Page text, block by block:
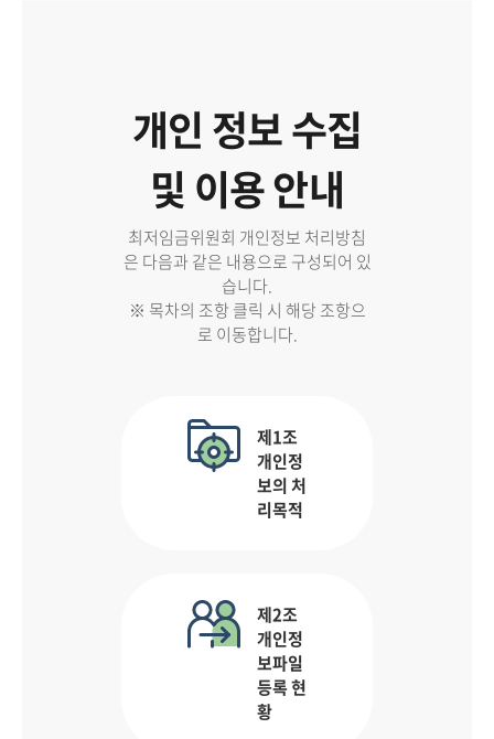
개인 정보 수집
및 이용 안내
최저임금위원회 개인정보 처리방침
은 다음과 같은 내용으로 구성되어 있
습니다.
※ 목차의 조항 클릭 시 해당 조항으
로 이동합니다.
제1조
개인정
보의 처
리목적
제2조
개인정
보파일
등록 현
황